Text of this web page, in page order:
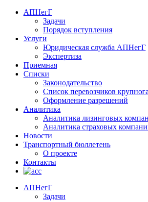
АПНегГ
Задачи
Порядок вступления
Услуги
Юридическая служба АПНегГ
Экспертиза
Приемная
Списки
Законодательство
Список перевозчиков
Оформление разрешений
Аналитика
Аналитика лизинговых
Aналитика страховых
Новости
Транспортный бюллетень
О проекте
Контакты
АПНегГ
Задачи